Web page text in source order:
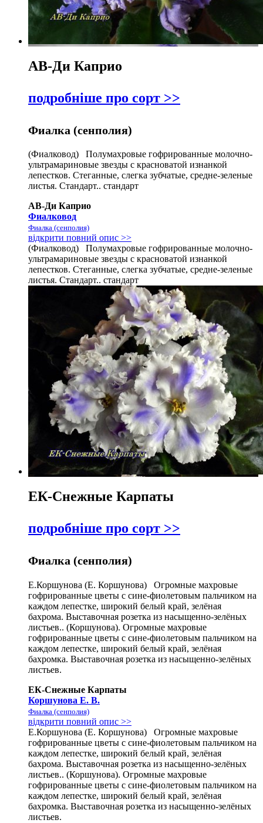
АВ-Ди Каприо
подробніше про сорт >>
Фиалка (сенполия)
(Фиалковод) Полумахровые гофрированные молочно-
ультрамариновые звезды с красноватой изнанкой
лепестков. Стеганные, слегка зубчатые, средне-зеленые
листья. Стандарт.. стандарт
АВ-Ди Каприо
Фиалковод
Фиалка (сенполия)
відкрити повний опис >>
(Фиалковод) Полумахровые гофрированные молочно-
ультрамариновые звезды с красноватой изнанкой
лепестков. Стеганные, слегка зубчатые, средне-зеленые
листья. Стандарт.. стандарт
ЕК-Снежные Карпаты
подробніше про сорт >>
Фиалка (сенполия)
Е.Коршунова (Е. Коршунова) Огромные махровые
гофрированные цветы с сине-фиолетовым пальчиком на
каждом лепестке, широкий белый край, зелёная
бахрома. Выставочная розетка из насыщенно-зелёных
листьев.. (Коршунова). Огромные махровые
гофрированные цветы с сине-фиолетовым пальчиком на
каждом лепестке, широкий белый край, зелёная
бахромка. Выставочная розетка из насыщенно-зелёных
листьев.
ЕК-Снежные Карпаты
Коршунова Е. В.
Фиалка (сенполия)
відкрити повний опис >>
Е.Коршунова (Е. Коршунова) Огромные махровые
гофрированные цветы с сине-фиолетовым пальчиком на
каждом лепестке, широкий белый край, зелёная
бахрома. Выставочная розетка из насыщенно-зелёных
листьев.. (Коршунова). Огромные махровые
гофрированные цветы с сине-фиолетовым пальчиком на
каждом лепестке, широкий белый край, зелёная
бахромка. Выставочная розетка из насыщенно-зелёных
листьев.